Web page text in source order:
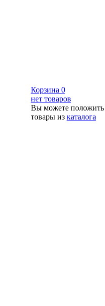
Корзина 0
нет товаров
Вы можете положить
товары из каталога